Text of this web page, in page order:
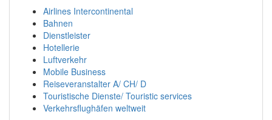
Airlines Intercontinental
Bahnen
Dienstleister
Hotellerie
Luftverkehr
Mobile Business
Reiseveranstalter A/ CH/ D
Touristische Dienste/ Touristic services
Verkehrsflughäfen weltweit